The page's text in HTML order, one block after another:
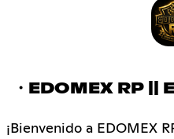
・EDOMEX RP ||
¡Bienvenido a EDOMEX